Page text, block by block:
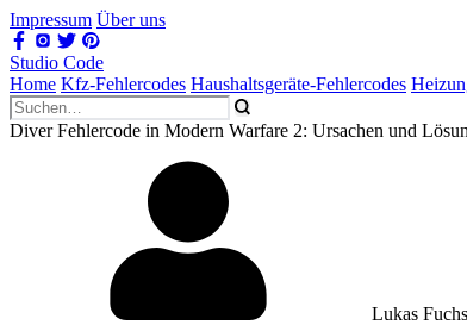
Impressum Über uns
Studio Code
Home Kfz-Fehlercodes Haushaltsgeräte-Fehlercodes
Diver Fehlercode in Modern Warfare 2: Ursachen und
Lukas Fuchs